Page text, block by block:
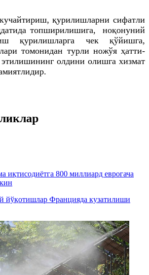
қурилишларни сифатли
топширилишига, ноқонуний
қурилишларга чек қўйишга,
томонидан турли ножўя ҳатти-
этилишининг олдини олишга хизмат
иқтисодиётга 800 миллиард еврогача
йўқотишлар Францияда кузатилиши